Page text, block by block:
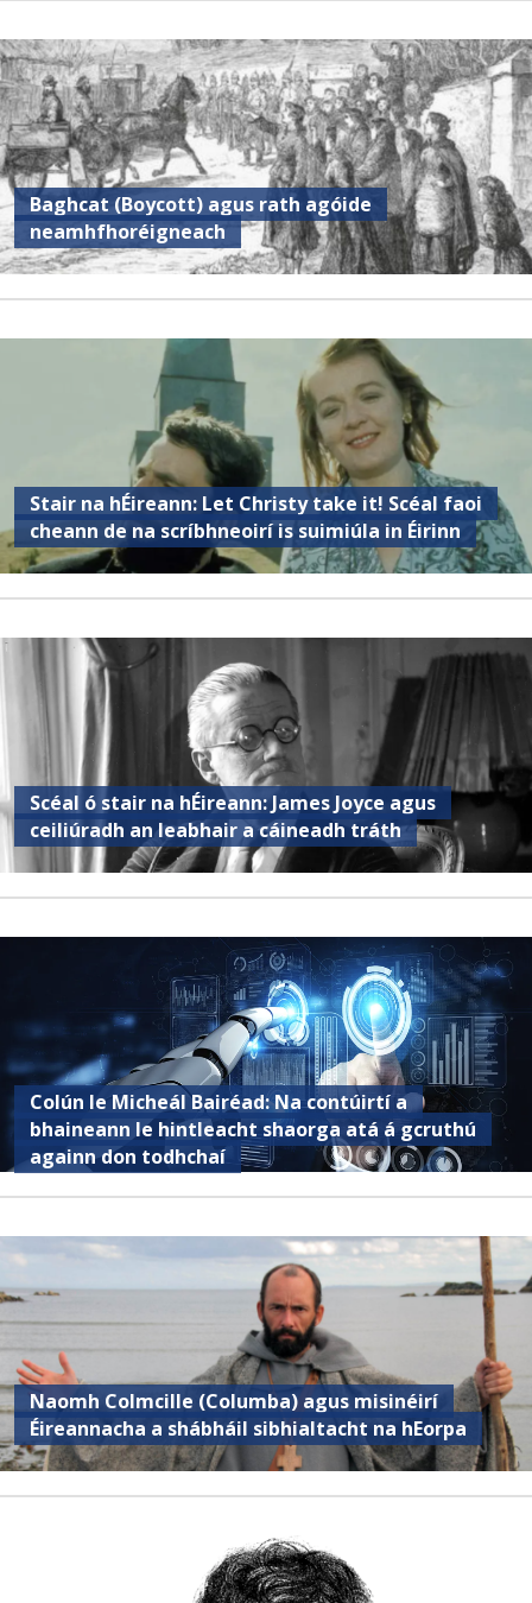
Baghcat (Boycott) agus rath agóide
neamhfhoréigneach
Stair na hÉireann: Let Christy take it! Scéal faoi
cheann de na scríbhneoirí is suimiúla in Éirinn
Scéal ó stair na hÉireann: James Joyce agus
ceiliúradh an leabhair a cáineadh tráth
Colún le Micheál Bairéad: Na contúirtí a
bhaineann le hintleacht shaorga atá á gcruthú
againn don todhchaí
Naomh Colmcille (Columba) agus misinéirí
Éireannacha a shábháil sibhialtacht na hEorpa